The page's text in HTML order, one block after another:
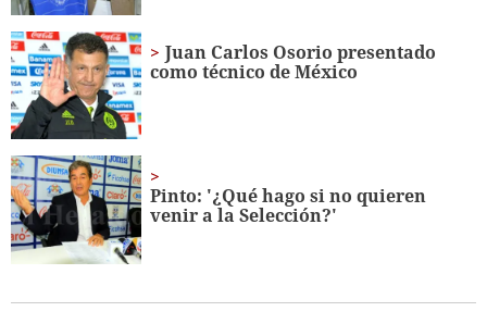
Juan Carlos Osorio presentado
como técnico de México
Pinto: '¿Qué hago si no quieren
venir a la Selección?'